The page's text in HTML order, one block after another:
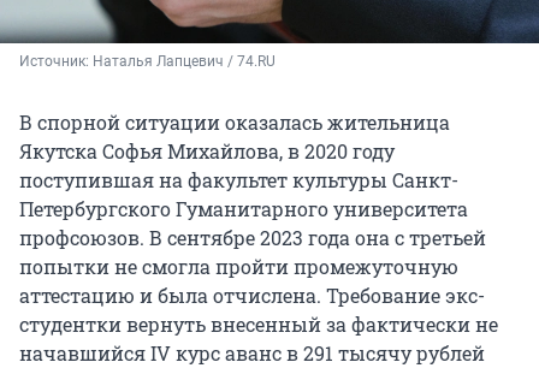
Источник: Наталья Лапцевич / 74.RU
В спорной ситуации оказалась жительница
Якутска Софья Михайлова, в 2020 году
поступившая на факультет культуры Санкт-
Петербургского Гуманитарного университета
профсоюзов. В сентябре 2023 года она с третьей
попытки не смогла пройти промежуточную
аттестацию и была отчислена. Требование экс-
студентки вернуть внесенный за фактически не
начавшийся IV курс аванс в 291 тысячу рублей